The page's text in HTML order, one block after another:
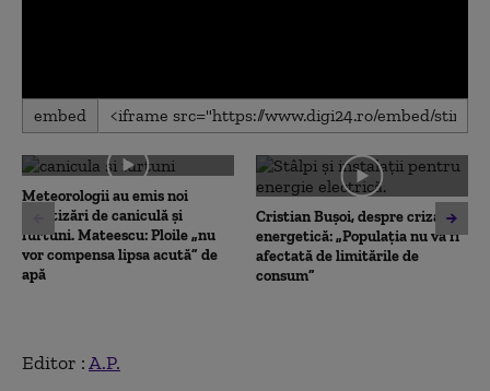
0
seconds
0
seconds
embed
Meteorologii au emis noi
avertizări de caniculă și
furtuni. Mateescu: Ploile „nu
vor compensa lipsa acută” de
apă
Cristian Bușoi, despre criza
energetică: „Populația nu va fi
afectată de limitările de
consum”
Editor :A.P.